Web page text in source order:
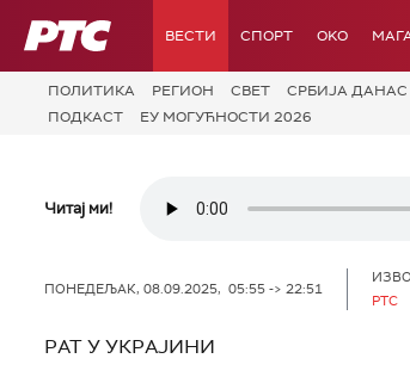
РТС ВЕСТИ СПОРТ OKO
ПОЛИТИКА РЕГИОН СВЕТ СРБИЈА ДАНАС
ПОДКАСТ
ЕУ МОГУЋНОСТИ 2026
Читај ми!
ПОНЕДЕЉАК, 08.09.2025, 05:55 -> 22:51
РТС
РАТ У УКРАЈИНИ